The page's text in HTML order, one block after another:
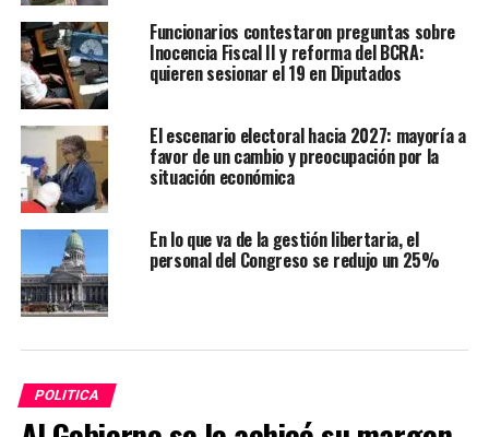
Funcionarios contestaron preguntas sobre
Inocencia Fiscal II y reforma del BCRA:
quieren sesionar el 19 en Diputados
El escenario electoral hacia 2027: mayoría a
favor de un cambio y preocupación por la
situación económica
En lo que va de la gestión libertaria, el
personal del Congreso se redujo un 25%
POLITICA